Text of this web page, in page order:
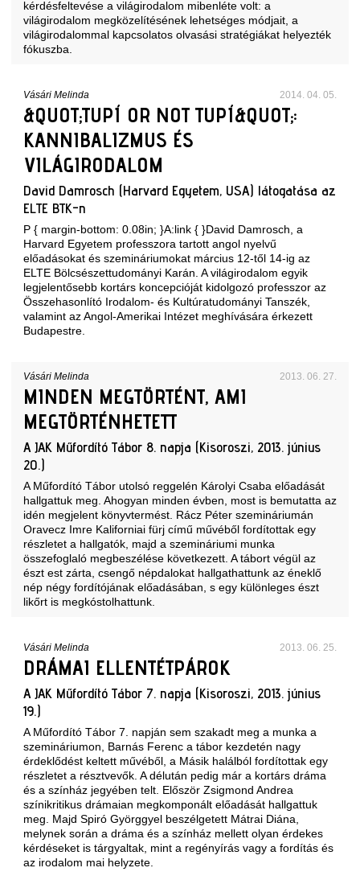
kérdésfeltevése a világirodalom mibenléte volt: a
világirodalom megközelítésének lehetséges módjait, a
világirodalommal kapcsolatos olvasási stratégiákat helyezték
fókuszba.
Vásári Melinda 2014. 04. 05.
&QUOT;TUPÍ OR NOT TUPÍ&QUOT;:
KANNIBALIZMUS ÉS
VILÁGIRODALOM
David Damrosch (Harvard Egyetem, USA) látogatása az
ELTE BTK-n
P { margin-bottom: 0.08in; }A:link { }David Damrosch , a
Harvard Egyetem professzora tartott angol nyelvű
előadásokat és szemináriumokat március 12-től 14-ig az
ELTE Bölcsészettudományi Karán. A világirodalom egyik
legjelentősebb kortárs koncepcióját kidolgozó professzor az
Összehasonlító Irodalom- és Kultúratudományi Tanszék,
valamint az Angol-Amerikai Intézet meghívására érkezett
Budapestre.
Vásári Melinda 2013. 06. 27.
MINDEN MEGTÖRTÉNT, AMI
MEGTÖRTÉNHETETT
A JAK Műfordító Tábor 8. napja (Kisoroszi, 2013. június
20.)
A Műfordító Tábor utolsó reggelén Károlyi Csaba előadását
hallgattuk meg. Ahogyan minden évben, most is bemutatta az
idén megjelent könyvtermést. Rácz Péter szemináriumán
Oravecz Imre Kaliforniai fürj című művéből fordítottak egy
részletet a hallgatók, majd a szemináriumi munka
összefoglaló megbeszélése következett. A tábort végül az
észt est zárta, csengő népdalokat hallgathattunk az éneklő
nép négy fordítójának előadásában, s egy különleges észt
likőrt is megkóstolhattunk.
Vásári Melinda 2013. 06. 25.
DRÁMAI ELLENTÉTPÁROK
A JAK Műfordító Tábor 7. napja (Kisoroszi, 2013. június
19.)
A Műfordító Tábor 7. napján sem szakadt meg a munka a
szemináriumon, Barnás Ferenc a tábor kezdetén nagy
érdeklődést keltett művéből, a Másik halálból fordítottak egy
részletet a résztvevők. A délután pedig már a kortárs dráma
és a színház jegyében telt. Először Zsigmond Andrea
színikritikus drámaian megkomponált előadását hallgattuk
meg. Majd Spiró Györggyel beszélgetett Mátrai Diána,
melynek során a dráma és a színház mellett olyan érdekes
kérdéseket is tárgyaltak, mint a regényírás vagy a fordítás és
az irodalom mai helyzete.